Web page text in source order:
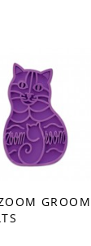
GROOM